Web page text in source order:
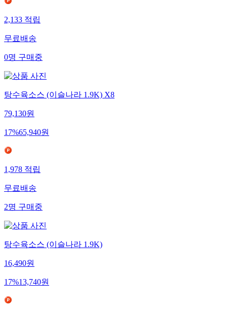
2,133적립
무료배송
0명구매중
탕수육소스 (이슬나라 1.9K) X8
79,130원
17%65,940원
1,978적립
무료배송
2명구매중
탕수육소스 (이슬나라 1.9K)
16,490원
17%13,740원